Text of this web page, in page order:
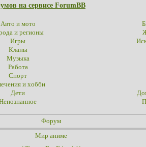
на сервисе ForumBB
Авто и мото
и регионы
Игры
Кланы
Музыка
Работа
Спорт
и хобби
Дети
Форум
Мир аниме